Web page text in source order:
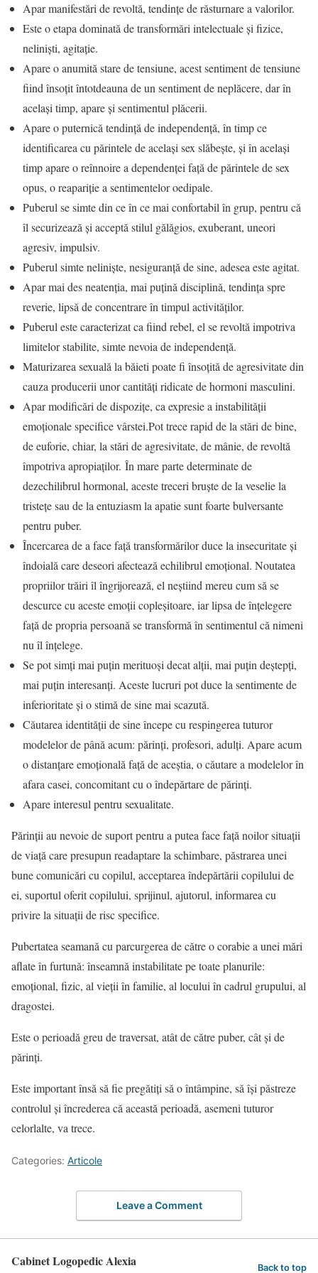
Apar manifestări de revoltă, tendinţe de răsturnare a valorilor.
Este o etapa dominată de transformări intelectuale şi fizice,
nelinişti, agitaţie.
Apare o anumită stare de tensiune, acest sentiment de tensiune
fiind însoţit întotdeauna de un sentiment de neplăcere, dar în
acelaşi timp, apare şi sentimentul plăcerii.
Apare o puternică tendinţă de independenţă, în timp ce
identificarea cu părintele de acelaşi sex slăbeşte, şi în acelaşi
timp apare o reînnoire a dependenţei faţă de părintele de sex
opus, o reapariţie a sentimentelor oedipale.
Puberul se simte din ce în ce mai confortabil în grup, pentru că
îl securizează şi acceptă stilul gălăgios, exuberant, uneori
agresiv, impulsiv.
Puberul simte nelinişte, nesiguranţă de sine, adesea este agitat.
Apar mai des neatenţia, mai puţină disciplină, tendinţa spre
reverie, lipsă de concentrare în timpul activităţilor.
Puberul este caracterizat ca fiind rebel, el se revoltă impotriva
limitelor stabilite, simte nevoia de independență.
Maturizarea sexuală la băieti poate fi însoțită de agresivitate din
cauza producerii unor cantități ridicate de hormoni masculini.
Apar modificări de dispozițe, ca expresie a instabilității
emoționale specifice vârstei.Pot trece rapid de la stări de bine,
de euforie, chiar, la stări de agresivitate, de mânie, de revoltă
împotriva apropiaților. În mare parte determinate de
dezechilibrul hormonal, aceste treceri bruşte de la veselie la
tristeţe sau de la entuziasm la apatie sunt foarte bulversante
pentru puber.
Încercarea de a face față transformărilor duce la insecuritate și
îndoială care deseori afectează echilibrul emoțional. Noutatea
propriilor trăiri îl îngrijorează, el neştiind mereu cum să se
descurce cu aceste emoţii copleşitoare, iar lipsa de înțelegere
față de propria persoană se transformă în sentimentul că nimeni
nu îl înţelege.
Se pot simți mai puțin merituoși decat alții, mai puțin deștepți,
mai puțin interesanți. Aceste lucruri pot duce la sentimente de
inferioritate și o stimă de sine mai scazută.
Căutarea identității de sine începe cu respingerea tuturor
modelelor de până acum: părinţi, profesori, adulţi. Apare acum
o distanțare emoțională față de aceștia, o căutare a modelelor în
afara casei, concomitant cu o îndepărtare de părinți.
Apare interesul pentru sexualitate.
Părinții au nevoie de suport pentru a putea face față noilor situații
de viață care presupun readaptare la schimbare, păstrarea unei
bune comunicări cu copilul, acceptarea îndepărtării copilului de
ei, suportul oferit copilului, sprijinul, ajutorul, informarea cu
privire la situații de risc specifice.
Pubertatea seamană cu parcurgerea de către o corabie a unei mări
aflate în furtună: înseamnă instabilitate pe toate planurile:
emoţional, fizic, al vieţii în familie, al locului în cadrul grupului, al
dragostei.
Este o perioadă greu de traversat, atât de către puber, cât și de
părinți.
Este important însă să fie pregătiți să o întâmpine, să își păstreze
controlul și încrederea că această perioadă, asemeni tuturor
celorlalte, va trece.
Categories: Articole
Leave a Comment
Cabinet Logopedic Alexia Back to top